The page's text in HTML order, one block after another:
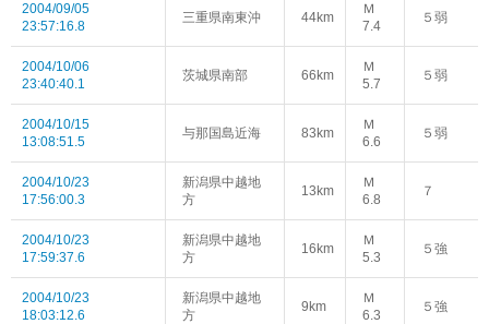
2004/09/05
23:57:16.8
三重県南東沖 44km
Ｍ
7.4
５弱
2004/10/06
23:40:40.1
茨城県南部 66km
Ｍ
5.7
５弱
2004/10/15
13:08:51.5
与那国島近海 83km
Ｍ
6.6
５弱
2004/10/23
17:56:00.3
新潟県中越地
方
13km
Ｍ
6.8
７
2004/10/23
17:59:37.6
新潟県中越地
方
16km
Ｍ
5.3
５強
2004/10/23
18:03:12.6
新潟県中越地
方
9km
Ｍ
6.3
５強